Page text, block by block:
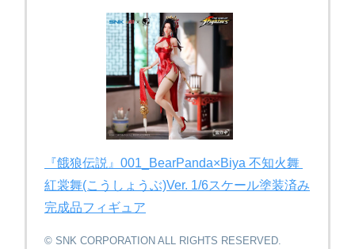
『餓狼伝説』001_BearPanda×Biya 不知火舞 ​
紅裳舞(​こうしょうぶ)Ver. 1/6スケール塗装済み
完成品フィギュア
© SNK CORPORATION ALL RIGHTS RESERVED.